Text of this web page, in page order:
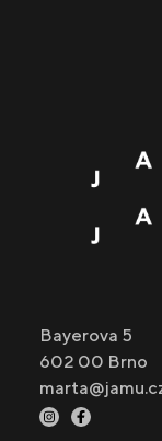
Bayerova 5
602 00 Brno